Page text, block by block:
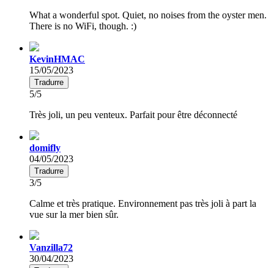
What a wonderful spot. Quiet, no noises from the oyster men.
There is no WiFi, though. :)
KevinHMAC
15/05/2023
Tradurre
5/5
Très joli, un peu venteux. Parfait pour être déconnecté
domifly
04/05/2023
Tradurre
3/5
Calme et très pratique. Environnement pas très joli à part la
vue sur la mer bien sûr.
Vanzilla72
30/04/2023